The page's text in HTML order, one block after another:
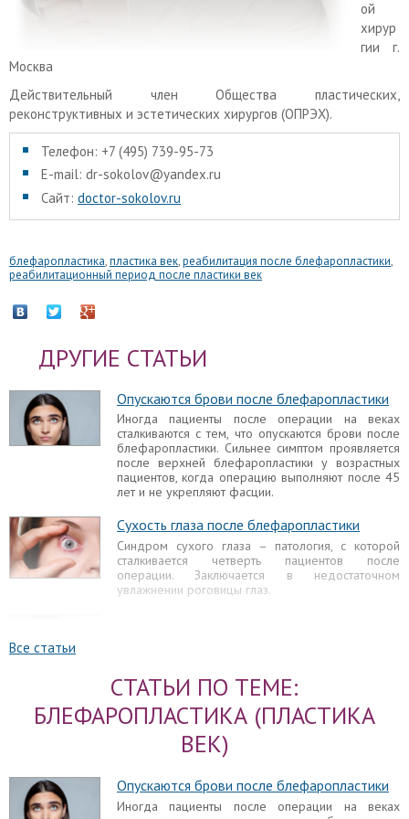
ой
хирур
гии г.
Москва
Действительный член Общества пластических,
реконструктивных и эстетических хирургов (ОПРЭХ).
Телефон: +7 (495) 739-95-73
E-mail: dr-sokolov@yandex.ru
Сайт: doctor-sokolov.ru
блефаропластика,пластика век,реабилитация после блефаропластики,
реабилитационный период после пластики век
ДРУГИЕ СТАТЬИ
Опускаются брови после блефаропластики
Иногда пациенты после операции на веках
сталкиваются с тем, что опускаются брови после
блефаропластики. Сильнее симптом проявляется
после верхней блефаропластики у возрастных
пациентов, когда операцию выполняют после 45
лет и не укрепляют фасции.
Сухость глаза после блефаропластики
Синдром сухого глаза – патология, с которой
сталкивается четверть пациентов после
операции. Заключается в недостаточном
увлажнении роговицы глаз.
осложнения. Сначала стоит разобраться, почему
они обусловлены, могут ли самостоятельно
рассосаться. Для этого требуется осмотр врача.
Эпикантус, то есть натяжение кожи от внутреннего
уголка глаза на верхнем веке, не всегда
встречается лишь у представителей
Все статьи
СТАТЬИ ПО ТЕМЕ:
БЛЕФАРОПЛАСТИКА (ПЛАСТИКА
ВЕК)
Опускаются брови после блефаропластики
Иногда пациенты после операции на веках